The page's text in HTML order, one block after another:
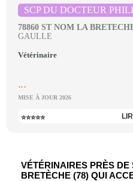
SCP DU DOCTEUR
78860 ST NOM LA
GAULLE
Vétérinaire
...
MISE À JOUR 2026
⭐⭐⭐⭐⭐
VÉTÉRINAIRES PRÈS
BRETÈCHE (78) QUI